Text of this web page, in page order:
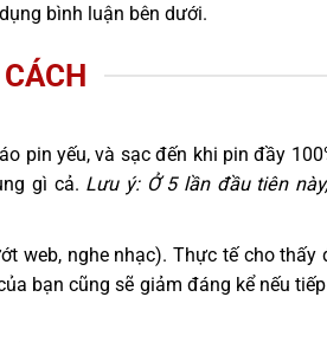
bình luận bên dưới.
pin yếu, và sạc đến khi pin đầy
gì cả. Lưu ý: Ở 5 lần đầu tiên
web, nghe nhạc). Thực tế cho thấy
bạn cũng sẽ giảm đáng kể nếu